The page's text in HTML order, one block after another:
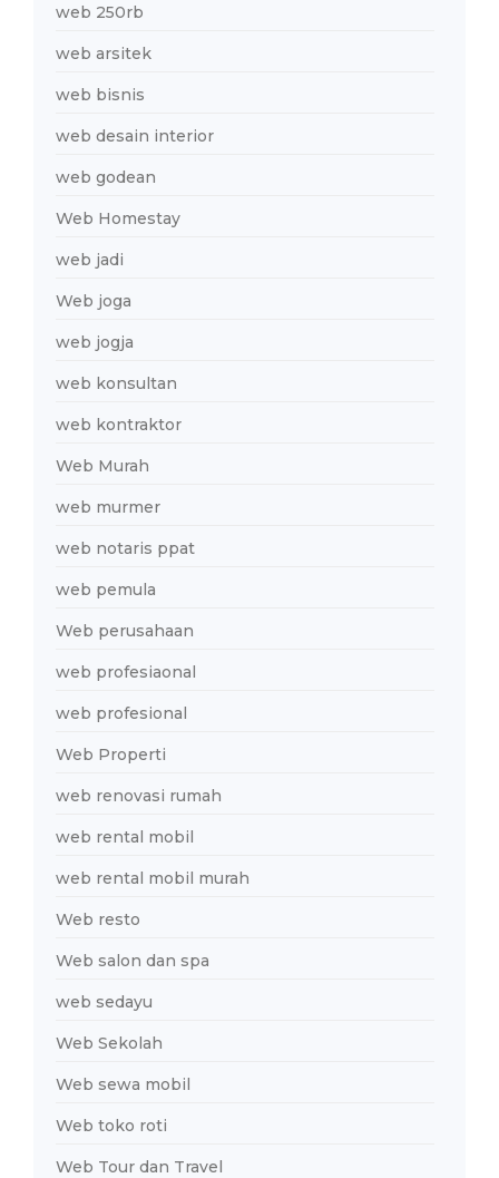
web 250rb
web arsitek
web bisnis
web desain interior
web godean
Web Homestay
web jadi
Web joga
web jogja
web konsultan
web kontraktor
Web Murah
web murmer
web notaris ppat
web pemula
Web perusahaan
web profesiaonal
web profesional
Web Properti
web renovasi rumah
web rental mobil
web rental mobil murah
Web resto
Web salon dan spa
web sedayu
Web Sekolah
Web sewa mobil
Web toko roti
Web Tour dan Travel